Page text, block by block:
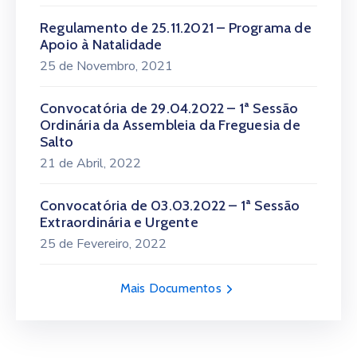
Regulamento de 25.11.2021 – Programa de
Apoio à Natalidade
25 de Novembro, 2021
Convocatória de 29.04.2022 – 1ª Sessão
Ordinária da Assembleia da Freguesia de
Salto
21 de Abril, 2022
Convocatória de 03.03.2022 – 1ª Sessão
Extraordinária e Urgente
25 de Fevereiro, 2022
Mais Documentos